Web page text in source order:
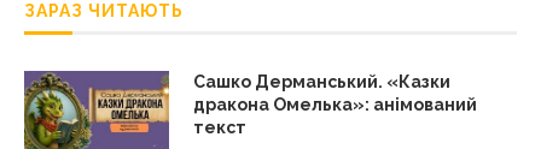
ЗАРАЗ ЧИТАЮТЬ
Сашко Дерманський. «Казки
дракона Омелька»: анімований
текст